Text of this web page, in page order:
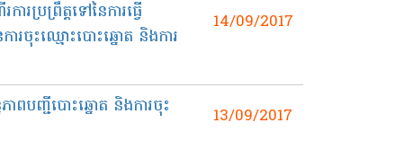
ប្រព្រឹត្តទៅ​នៃ​ការ​ធ្វើ​
ារ​ចុះ​ឈ្មោះបោះឆ្នោត និង​ការ
14/09/2017
ាព​បញ្ជី​បោះឆ្នោត​ និង​ការ​ចុះ
13/09/2017